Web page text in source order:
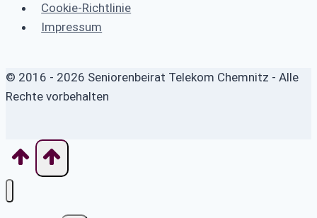
Cookie-Richtlinie
Impressum
© 2016 - 2026 Seniorenbeirat Telekom Chemnitz - Alle
Rechte vorbehalten